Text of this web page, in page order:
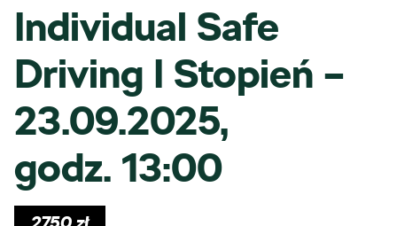
Individual Safe
Driving I Stopień –
23.09.2025,
godz. 13:00